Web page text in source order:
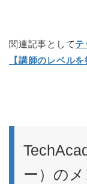
関連記事としてテ
【講師のレベルを
ー）の